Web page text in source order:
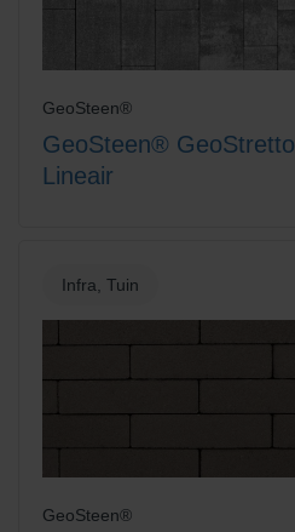
GeoSteen®
GeoSteen® GeoStretto
Lineair
Infra, Tuin
GeoSteen®